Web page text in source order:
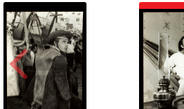
FORMULÁRIO